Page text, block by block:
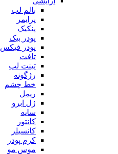
بالم لب
پرایمر
پنکیک
پودر بیک
پودر فیکس
تافت
تینت لب
رژگونه
خط چشم
ریمل
ژل ابرو
سایه
کانتور
کانسیلر
کرم پودر
موس مو